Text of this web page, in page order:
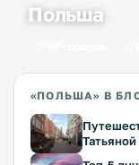
Польша
«ПОЛЬША» В